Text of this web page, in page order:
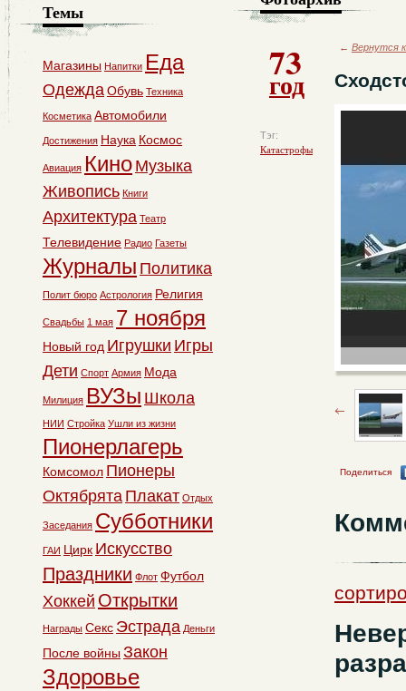
73
год
Тэг:
Катастрофы
← Вернутся
Поделиться
Темы
Магазины Напитки Еда
ОдеждаОбувь Техника
Косметика Автомобили
Достижения Наука Космос
Авиация Кино Музыка
Живопись Книги
Архитектура Театр
Телевидение Радио Газеты
Журналы Политика
Полит бюро Астрология Религия
Свадьбы 1 мая 7 ноября
Новый год Игрушки Игры
Дети Спорт Армия Мода
Милиция ВУЗы Школа
НИИ Стройка Ушли из жизни
Пионерлагерь
Комсомол Пионеры
Октябрята Плакат Отдых
Заседания Субботники
ГАИ Цирк Искусство
Праздники Флот Футбол
Хоккей Открытки
Награды Секс Эстрада Деньги
После войны Закон
Здоровье